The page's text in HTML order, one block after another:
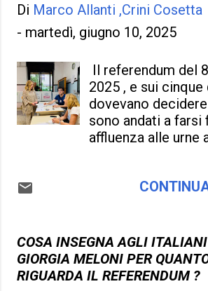
dicendo che ,
queste immagini ,
informazioni ,
i giornalisti e i
esagerare . Ma l'
dove può avere un
deve fermare ,
essere un po'
egocentrica nei
non si saprà mai ,
ammetteranno
tutto questo ,
pubblicità , e dei
giornali che si
po' troppo
Di Marco Allanti ,Crini Cosetta
- martedì, giugno 10, 2025
Il referendum del
2025 , e sui
dovevano
sono andati a farsi
affluenza alle urne
referendum , si
non avranno più
ma dovrà trovare
perché nessuno la
COSA INSEGNA AGLI ITALIANI
GIORGIA MELONI PER
RIGUARDA IL REFERENDUM ?